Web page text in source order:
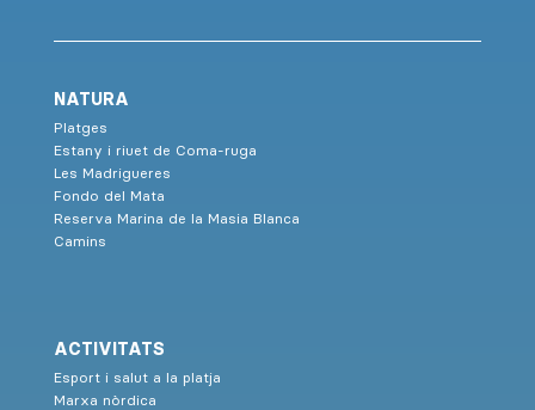
NATURA
Platges
Estany i riuet de Coma-ruga
Les Madrigueres
Fondo del Mata
Reserva Marina de la Masia Blanca
Camins
ACTIVITATS
Esport i salut a la platja
Marxa nòrdica